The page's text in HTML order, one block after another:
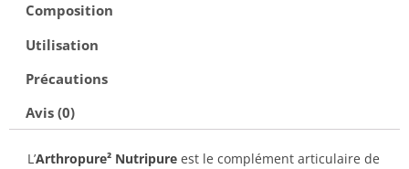
Composition
Utilisation
Précautions
Avis (0)
L’Arthropure² Nutripure est le complément articulaire de